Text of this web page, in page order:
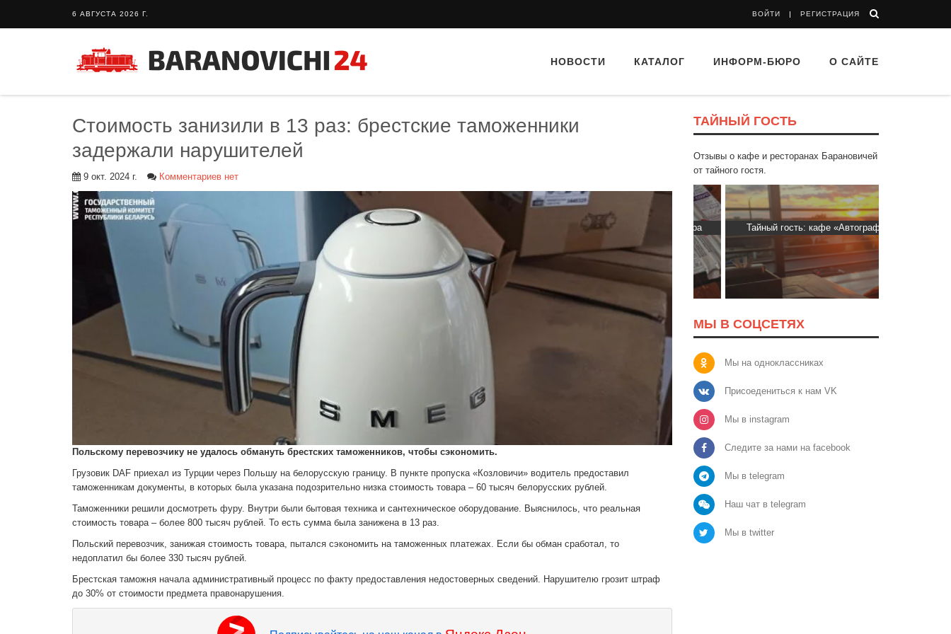
6 АВГУСТА 2026 Г. ВОЙТИ РЕГИСТРАЦИЯ
НОВОСТИ КАТАЛОГ ИНФОРМ-БЮРО О САЙТЕ
Стоимость занизили в 13 раз: брестские таможенники
задержали нарушителей
9 окт. 2024 г. Комментариев нет
Польскому перевозчику не удалось обмануть брестских таможенников, чтобы сэкономить.
Грузовик DAF приехал из Турции через Польшу на белорусскую границу. В пункте пропуска «Козловичи» водитель предоставил
таможенникам документы, в которых была указана подозрительно низка стоимость товара – 60 тысяч белорусских рублей.
Таможенники решили досмотреть фуру. Внутри были бытовая техника и сантехническое оборудование. Выяснилось, что реальная
стоимость товара – более 800 тысяч рублей. То есть сумма была занижена в 13 раз.
Польский перевозчик, занижая стоимость товара, пытался сэкономить на таможенных платежах. Если бы обман сработал, то
недоплатил бы более 330 тысяч рублей.
Брестская таможня начала административный процесс по факту предоставления недостоверных сведений. Нарушителю грозит штраф
до 30% от стоимости предмета правонарушения.
ТАЙНЫЙ ГОСТЬ
Отзывы о кафе и ресторанах Барановичей
от тайного гостя.
Тайный гость: ресторан «Пиросмани» Тайный гость: доставка Капибара Тайный гость: кафе «Автограф»
МЫ В СОЦСЕТЯХ
Мы на одноклассниках
Присоедениться к нам VK
Мы в instagram
Следите за нами на facebook
Мы в telegram
Наш чат в telegram
Мы в twitter